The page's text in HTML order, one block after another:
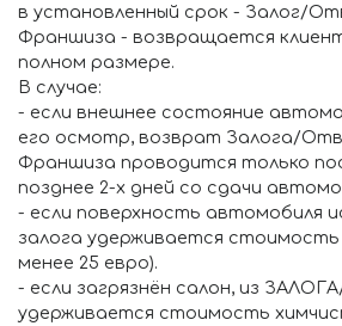
в установленный срок - Залог/
Франшиза - возвращается
полном размере.
В случае:
- если внешнее состояние
его осмотр, возврат Залога/
Франшиза проводится только
позднее 2-х дней со сдачи
- если поверхность автомобиля
залога удерживается стоимость
менее 25 евро).
- если загрязнён салон, из
удерживается стоимость